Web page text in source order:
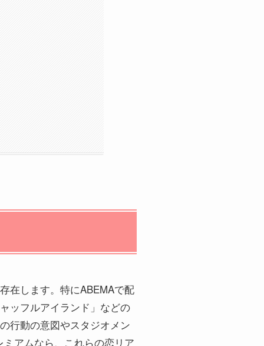
在します。特にABEMAで配
ッフルアイランド」などの
行動の意図やスタジオメン
アムなら、これらの恋リア